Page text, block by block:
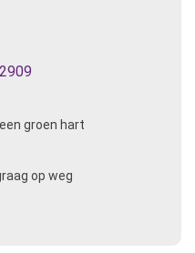
groen hart
op weg